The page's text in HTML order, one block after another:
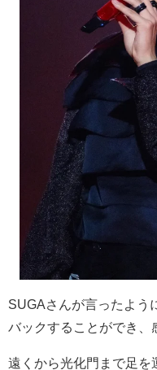
SUGAさんが言ったよう
バックすることができ、
遠くから光化門まで足を